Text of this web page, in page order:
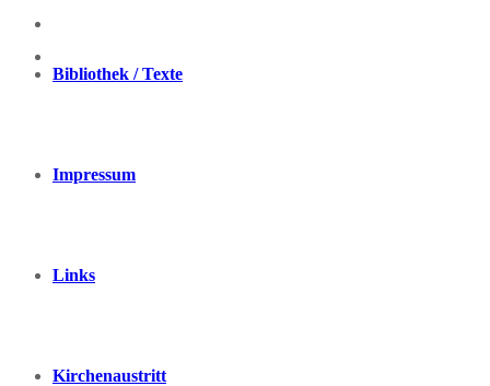
Bibliothek / Texte
Impressum
Links
Kirchenaustritt